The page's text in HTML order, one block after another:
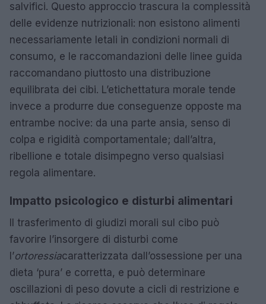
salvifici. Questo approccio trascura la complessità
delle evidenze nutrizionali: non esistono alimenti
necessariamente letali in condizioni normali di
consumo, e le raccomandazioni delle linee guida
raccomandano piuttosto una distribuzione
equilibrata dei cibi. L’etichettatura morale tende
invece a produrre due conseguenze opposte ma
entrambe nocive: da una parte ansia, senso di
colpa e rigidità comportamentale; dall’altra,
ribellione e totale disimpegno verso qualsiasi
regola alimentare.
Impatto psicologico e disturbi alimentari
Il trasferimento di giudizi morali sul cibo può
favorire l’insorgere di disturbi come
l’ortoressiacaratterizzata dall’ossessione per una
dieta ‘pura’ e corretta, e può determinare
oscillazioni di peso dovute a cicli di restrizione e